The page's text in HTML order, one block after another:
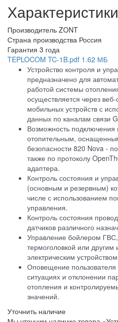
Характеристики
Производитель ZONT
Страна производства Россия
Гарантия 3 года
TEPLOCOM TC-1B.pdf 1.62 МБ
Устройство контроля и
предназначено для
работой системы
осуществляется через
мобильных устройств с
данных по каналам связи
Возможность подключения
отопительным,
безопасности 820 Nova -
также по протоколу
адаптера.
Контроль состояния и
(основным и резервным)
числе с использованием
управления.
Контроль состояния
датчиков различного
Управление бойлером
термоголовкой или
электрическим
Оповещение пользователя
ситуациях и отклонении
отопления и
значений.
Уточнить наличие